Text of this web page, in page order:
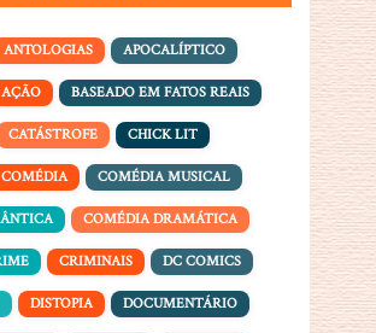
ANTOLOGIAS APOCALÍPTICO
AÇÃO BASEADO EM FATOS REAIS
CATÁSTROFE CHICK LIT
COMÉDIA COMÉDIA MUSICAL
COMÉDIA DRAMÁTICA
CRIMINAIS DC COMICS
DISTOPIA DOCUMENTÁRIO